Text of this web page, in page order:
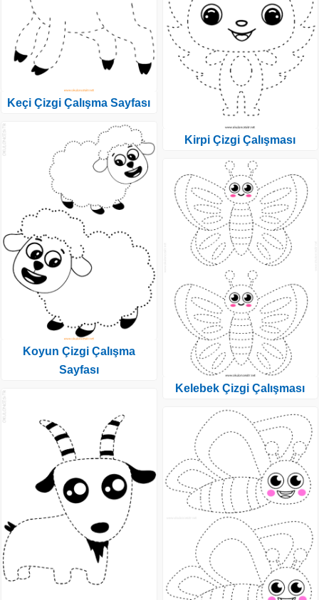
Keçi Çizgi Çalışma Sayfası
Koyun Çizgi Çalışma
Sayfası
Kirpi Çizgi Çalışması
Kelebek Çizgi Çalışması